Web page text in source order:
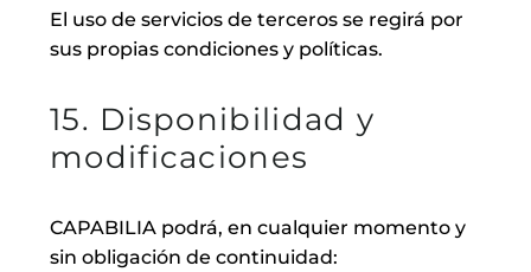
El uso de servicios de terceros se regirá por
sus propias condiciones y políticas.
15. Disponibilidad y
modificaciones
CAPABILIA podrá, en cualquier momento y
sin obligación de continuidad: